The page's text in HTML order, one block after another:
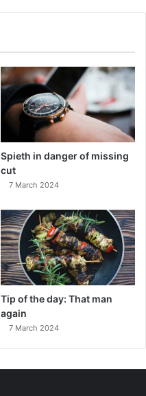
Spieth in danger of missing
cut
7 March 2024
Tip of the day: That man
again
7 March 2024